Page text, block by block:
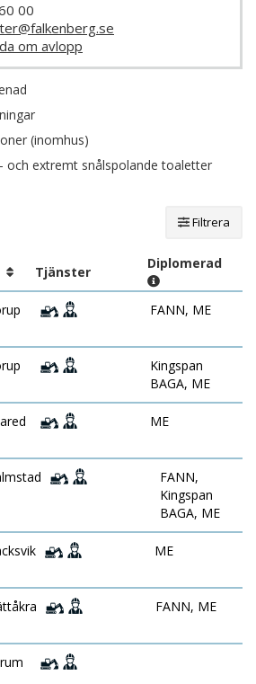
00
om avlopp
(inomhus)
och extremt snålspolande toaletter
Filtrera
Tjänster
Diplomerad
FANN, ME
Kingspan
BAGA, ME
ME
FANN,
Kingspan
BAGA, ME
ME
FANN, ME